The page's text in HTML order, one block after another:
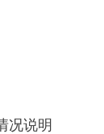
况说明